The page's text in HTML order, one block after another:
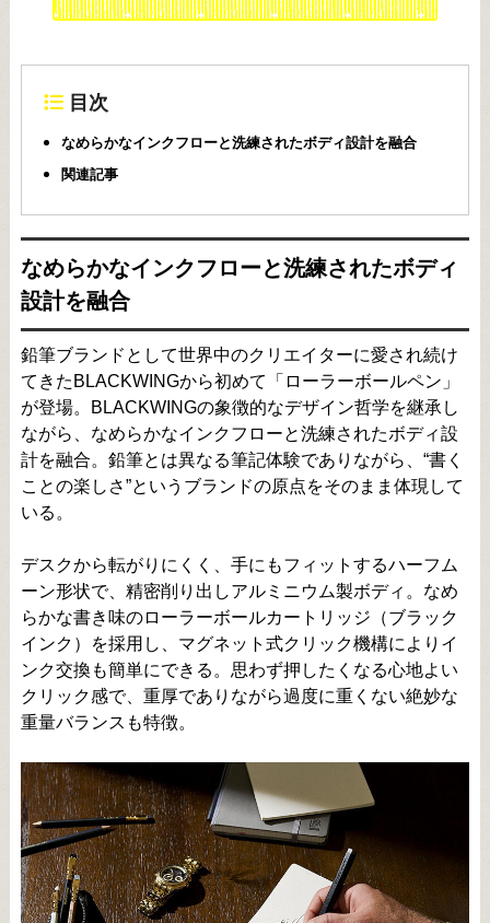
目次
なめらかなインクフローと洗練されたボディ設計を融合
関連記事
なめらかなインクフローと洗練されたボディ
設計を融合
鉛筆ブランドとして世界中のクリエイターに愛され続け
てきたBLACKWINGから初めて「ローラーボールペン」
が登場。BLACKWINGの象徴的なデザイン哲学を継承し
ながら、なめらかなインクフローと洗練されたボディ設
計を融合。鉛筆とは異なる筆記体験でありながら、“書く
ことの楽しさ”というブランドの原点をそのまま体現して
いる。
デスクから転がりにくく、手にもフィットするハーフム
ーン形状で、精密削り出しアルミニウム製ボディ。なめ
らかな書き味のローラーボールカートリッジ（ブラック
インク）を採用し、マグネット式クリック機構によりイ
ンク交換も簡単にできる。思わず押したくなる心地よい
クリック感で、重厚でありながら過度に重くない絶妙な
重量バランスも特徴。